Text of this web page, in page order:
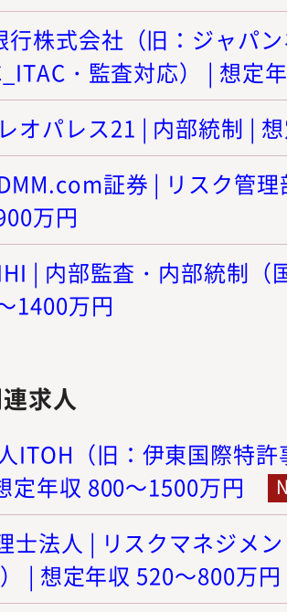
行株式会社（旧：ジャパ
・監査対応） | 想定
オパレス21 | 内部統制 |
証券 | リスク管
万円
| 内部監査・内部統制（
1400万円
求人
ITOH（旧：伊東国際特
定年収 800～1500万円
士法人 | リスクマネジメ
| 想定年収 520～800万円